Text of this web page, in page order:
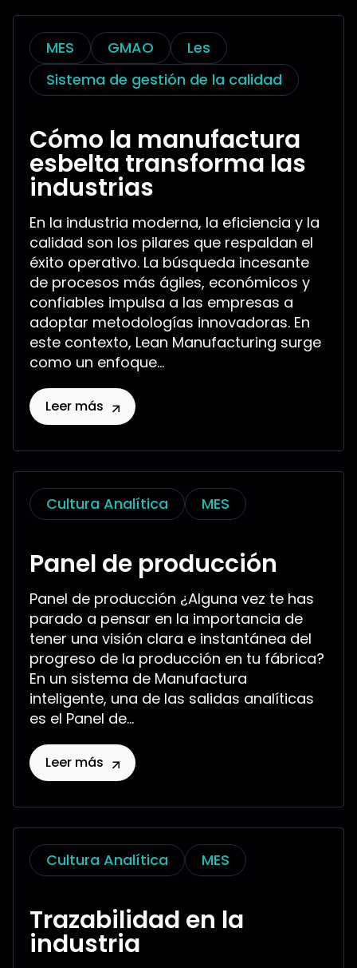
MES GMAO
Les
Sistema de gestión de la calidad
Cómo la manufactura
esbelta transforma las
industrias
En la industria moderna, la eficiencia y la
calidad son los pilares que respaldan el
éxito operativo. La búsqueda incesante
de procesos más ágiles, económicos y
confiables impulsa a las empresas a
adoptar metodologías innovadoras. En
este contexto, Lean Manufacturing surge
como un enfoque...
Leer más
Cultura Analítica MES
Panel de producción
Panel de producción ¿Alguna vez te has
parado a pensar en la importancia de
tener una visión clara e instantánea del
progreso de la producción en tu fábrica?
En un sistema de Manufactura
inteligente, una de las salidas analíticas
es el Panel de...
Leer más
Cultura Analítica MES
Trazabilidad en la
industria